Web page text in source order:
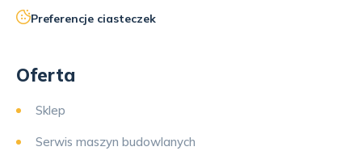
Preferencje ciasteczek
Oferta
Sklep
Serwis maszyn budowlanych